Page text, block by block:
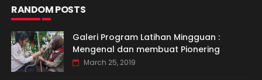
RANDOM POSTS
Galeri Program Latihan Mingguan :
Mengenal dan membuat Pionering
March 25, 2019